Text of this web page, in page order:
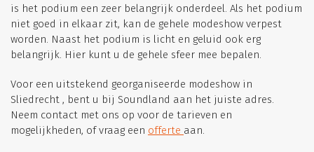
is het podium een zeer belangrijk onderdeel. Als het podium
niet goed in elkaar zit, kan de gehele modeshow verpest
worden. Naast het podium is licht en geluid ook erg
belangrijk. Hier kunt u de gehele sfeer mee bepalen.
Voor een uitstekend georganiseerde modeshow in
Sliedrecht , bent u bij Soundland aan het juiste adres.
Neem contact met ons op voor de tarieven en
mogelijkheden, of vraag een offerte aan.